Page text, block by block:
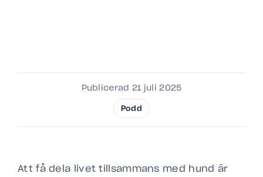
Publicerad 21 juli 2025
Podd
Att få dela livet tillsammans med hund är